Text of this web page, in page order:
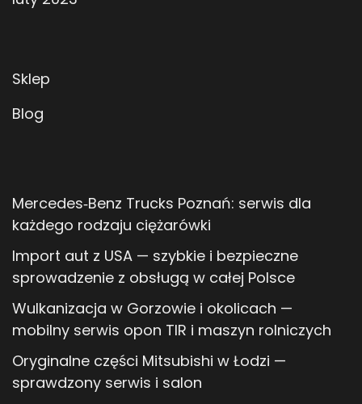
Sklep
Blog
Mercedes‑Benz Trucks Poznań: serwis dla
każdego rodzaju ciężarówki
Import aut z USA — szybkie i bezpieczne
sprowadzenie z obsługą w całej Polsce
Wulkanizacja w Gorzowie i okolicach —
mobilny serwis opon TIR i maszyn rolniczych
Oryginalne części Mitsubishi w Łodzi —
sprawdzony serwis i salon